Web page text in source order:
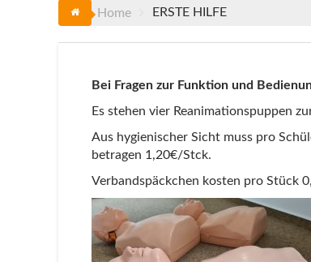
Home ERSTE HILFE
Bei Fragen zur Funktion und
Es stehen vier Reanimationspuppen
Aus hygienischer Sicht muss pro
betragen 1,20€/Stck.
Verbandspäckchen kosten pro Stück